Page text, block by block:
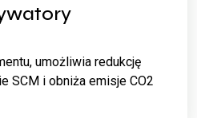
umożliwia redukcję
SCM i obniża emisje CO2